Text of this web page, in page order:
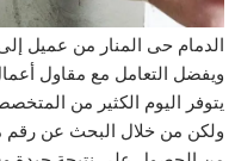
الدمام حى المنار من عميل
ويفضل التعامل مع مقاول
يتوفر اليوم الكثير من
ولكن من خلال البحث عن رقم